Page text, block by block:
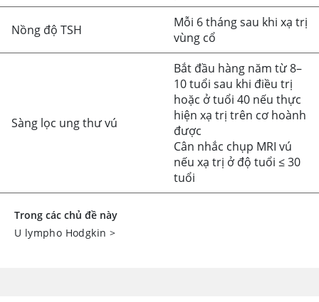
Nồng độ TSH
Mỗi 6 tháng sau khi xạ trị
vùng cổ
Sàng lọc ung thư vú
Bắt đầu hàng năm từ 8–
10 tuổi sau khi điều trị
hoặc ở tuổi 40 nếu thực
hiện xạ trị trên cơ hoành
được
Cân nhắc chụp MRI vú
nếu xạ trị ở độ tuổi ≤30
tuổi
Trong các chủ đề này
U lympho Hodgkin >